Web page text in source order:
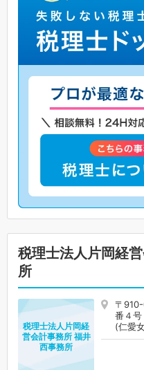
税理士法人片岡経
所
〒
番４号
(仁愛
税理士法人片岡経
営会計事務所 福井
西事務所